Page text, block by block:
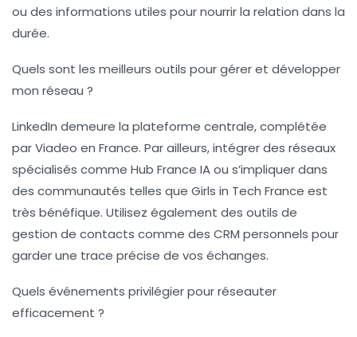
ou des informations utiles pour nourrir la relation dans la
durée.
Quels sont les meilleurs outils pour gérer et développer
mon réseau ?
LinkedIn demeure la plateforme centrale, complétée
par Viadeo en France. Par ailleurs, intégrer des réseaux
spécialisés comme Hub France IA ou s’impliquer dans
des communautés telles que Girls in Tech France est
très bénéfique. Utilisez également des outils de
gestion de contacts comme des CRM personnels pour
garder une trace précise de vos échanges.
Quels événements privilégier pour réseauter
efficacement ?